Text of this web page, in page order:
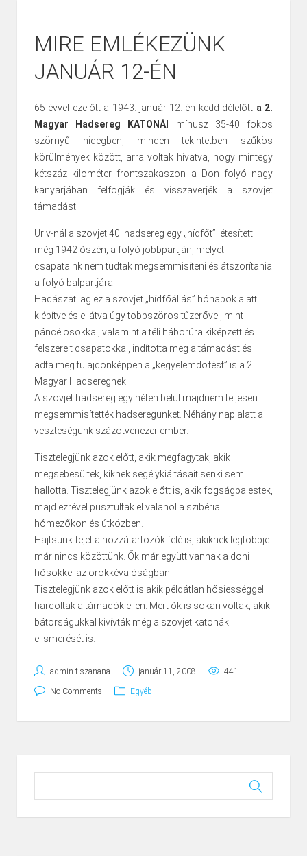
MIRE EMLÉKEZÜNK
JANUÁR 12-ÉN
65 évvel ezelőtt a 1943. január 12.-én kedd délelőtt a 2.
Magyar Hadsereg KATONÁI mínusz 35-40 fokos
szörnyű hidegben, minden tekintetben szűkös
körülmények között, arra voltak hivatva, hogy mintegy
kétszáz kilométer frontszakaszon a Don folyó nagy
kanyarjában felfogják és visszaverjék a szovjet
támadást.
Uriv-nál a szovjet 40. hadsereg egy „hídfőt” létesített
még 1942 őszén, a folyó jobbpartján, melyet
csapataink nem tudtak megsemmisíteni és átszorítania
a folyó balpartjára.
Hadászatilag ez a szovjet „hídfőállás” hónapok alatt
kiépítve és ellátva úgy többszörös tűzerővel, mint
páncélosokkal, valamint a téli háborúra kiképzett és
felszerelt csapatokkal, indította meg a támadást és
adta meg tulajdonképpen a „kegyelemdöfést” is a 2.
Magyar Hadseregnek.
A szovjet hadsereg egy héten belül majdnem teljesen
megsemmisítették hadseregünket. Néhány nap alatt a
veszteségünk százötvenezer ember.
Tisztelegjünk azok előtt, akik megfagytak, akik
megsebesültek, kiknek segélykiáltásait senki sem
hallotta. Tisztelegjünk azok előtt is, akik fogságba estek,
majd ezrével pusztultak el valahol a szibériai
hómezőkön és útközben.
Hajtsunk fejet a hozzátartozók felé is, akiknek legtöbbje
már nincs közöttünk. Ők már együtt vannak a doni
hősökkel az örökkévalóságban.
Tisztelegjünk azok előtt is akik példátlan hősiességgel
harcoltak a támadók ellen. Mert ők is sokan voltak, akik
bátorságukkal kivívták még a szovjet katonák
elismerését is.
admin.tiszanana január 11, 2008 441
No Comments Egyéb